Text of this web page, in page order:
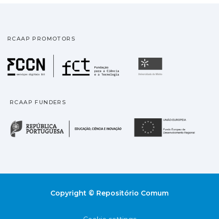
RCAAP PROMOTORS
Fundação para a
RCAAP FUNDERS
República Portuguesa
Copyright © Repositório Comum